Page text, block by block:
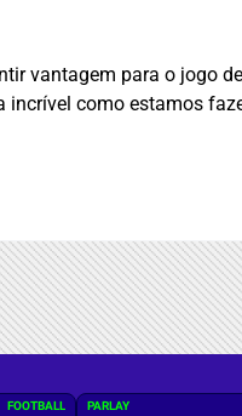
vantagem para o jogo
como estamos